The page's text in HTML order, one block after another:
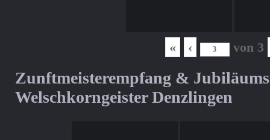
« ‹ von 3
Zunftmeisterempfang &
Welschkorngeister Denzlingen